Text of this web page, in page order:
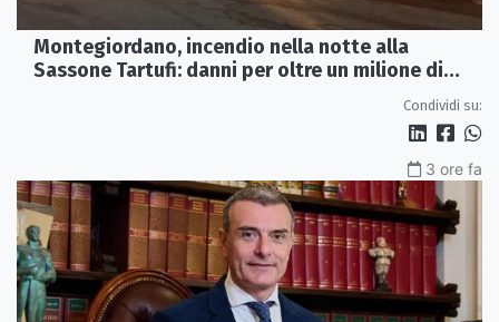
Montegiordano, incendio nella notte alla
Sassone Tartufi: danni per oltre un milione di
Condividi su:
3 ore fa